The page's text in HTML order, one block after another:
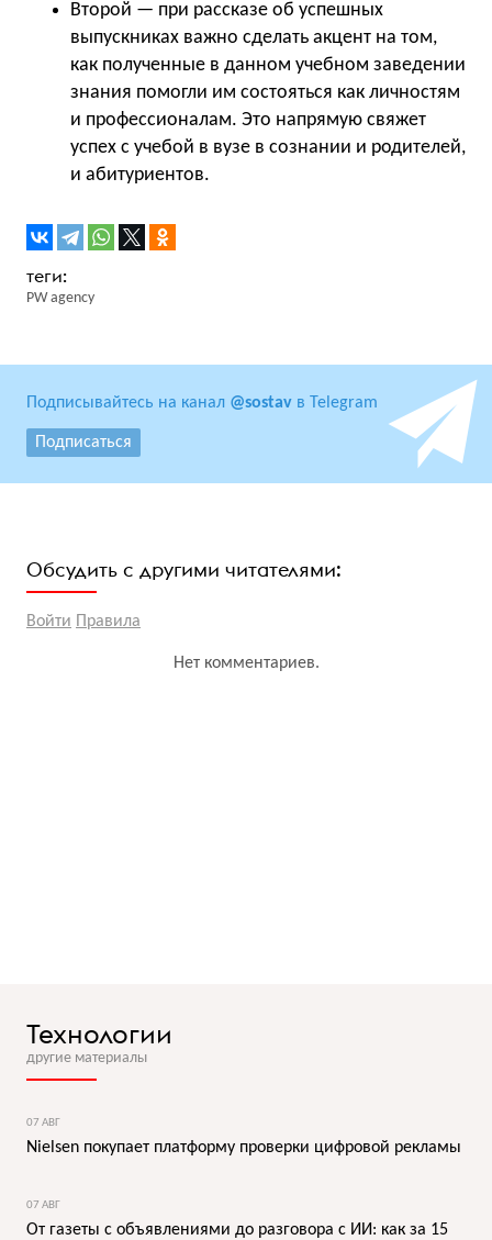
Второй — при рассказе об успешных
выпускниках важно сделать акцент на том,
как полученные в данном учебном заведении
знания помогли им состояться как личностям
и профессионалам. Это напрямую свяжет
успех с учебой в вузе в сознании и родителей,
и абитуриентов.
PW agency
Подписывайтесь на канал @sostav в Telegram
Подписаться
Обсудить с другими читателями:
Войти Правила
Нет комментариев.
Технологии
другие материалы
07 АВГ
Nielsen покупает платформу проверки цифровой рекламы
07 АВГ
От газеты с объявлениями до разговора с ИИ: как за 15